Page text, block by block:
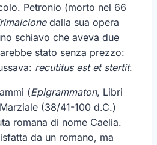
Petronio (morto nel 66
dalla sua opera
schiavo che aveva due
stato senza prezzo:
recutitus est et stertit.
(Epigrammaton, Libri
(38/41-100 d.C.)
romana di nome Caelia.
da un romano, ma